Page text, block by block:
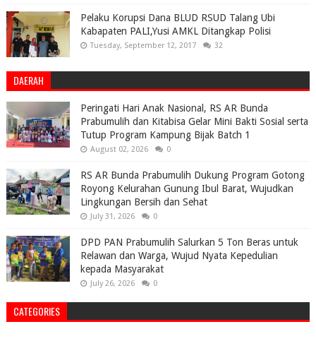
Pelaku Korupsi Dana BLUD RSUD Talang Ubi
Kabapaten PALI,Yusi AMKL Ditangkap Polisi
Tuesday, September 12, 2017 32
DAERAH
Peringati Hari Anak Nasional, RS AR Bunda
Prabumulih dan Kitabisa Gelar Mini Bakti Sosial serta
Tutup Program Kampung Bijak Batch 1
August 02, 2026 0
RS AR Bunda Prabumulih Dukung Program Gotong
Royong Kelurahan Gunung Ibul Barat, Wujudkan
Lingkungan Bersih dan Sehat
July 31, 2026 0
DPD PAN Prabumulih Salurkan 5 Ton Beras untuk
Relawan dan Warga, Wujud Nyata Kepedulian
kepada Masyarakat
July 26, 2026 0
CATEGORIES